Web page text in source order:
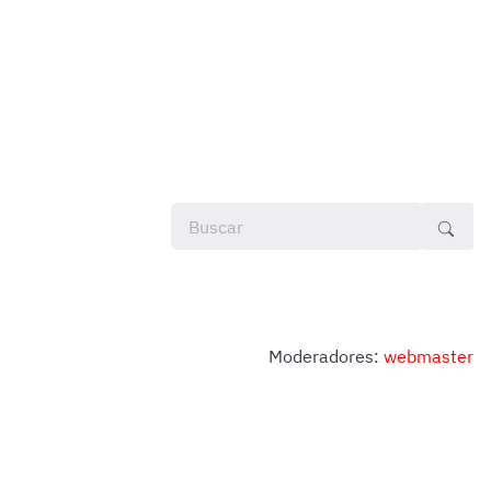
Moderadores: webmaster